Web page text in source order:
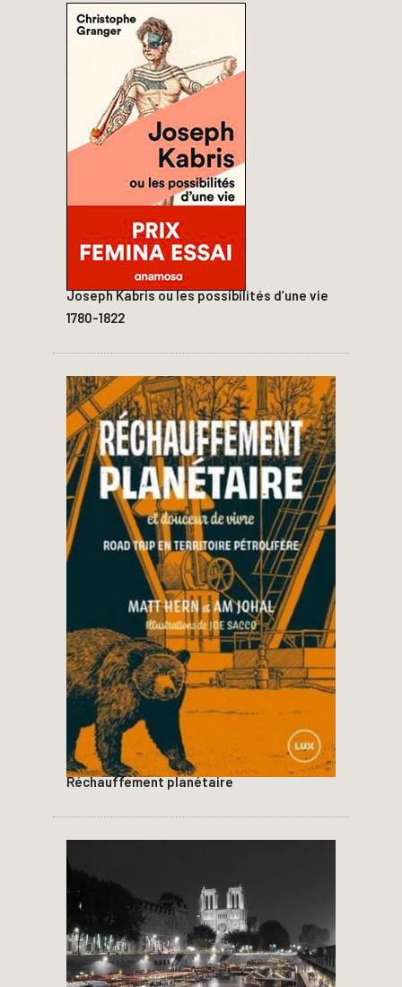
Joseph Kabris ou les possibilités d’une vie
1780-1822
Réchauffement planétaire